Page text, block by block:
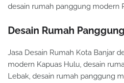
desain rumah panggung modern
Desain Rumah
Jasa Desain Rumah Kota Banjar
modern Kapuas Hulu, desain
Lebak, desain rumah panggung